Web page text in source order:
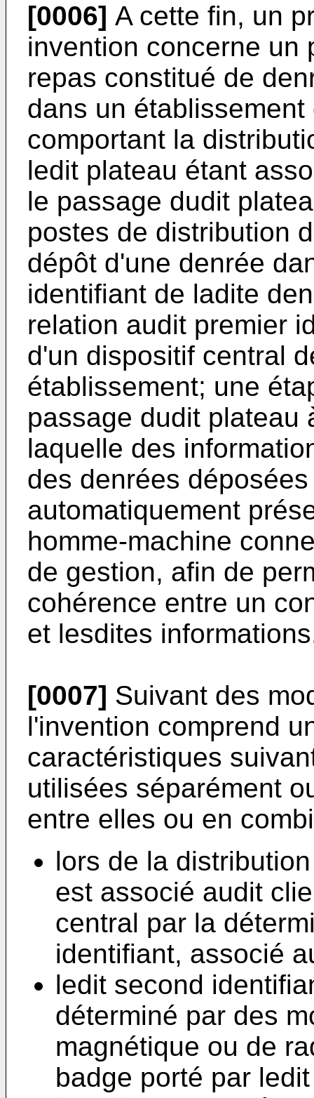
[0006] A cette fin, un
invention concerne un
repas constitué de
dans un
comportant la
ledit plateau étant
le passage dudit
postes de distribution
dépôt d'une denrée
identifiant de ladite
relation audit premier
d'un dispositif central
établissement; une
passage dudit plateau
laquelle des
des denrées
automatiquement
homme-machine
de gestion, afin de
cohérence entre un
et lesdites
[0007] Suivant des
l'invention comprend
caractéristiques
utilisées séparément
entre elles ou en
lors de la
est associé audit
central par la
identifiant, associé
ledit second
déterminé par des
magnétique ou de
badge porté par